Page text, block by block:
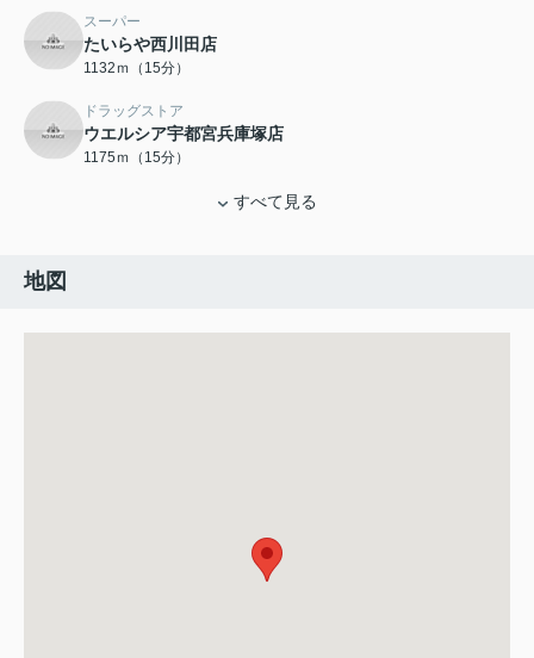
スーパー
たいらや西川田店
1132ｍ（15分）
ドラッグストア
ウエルシア宇都宮兵庫塚店
1175ｍ（15分）
すべて見る
地図